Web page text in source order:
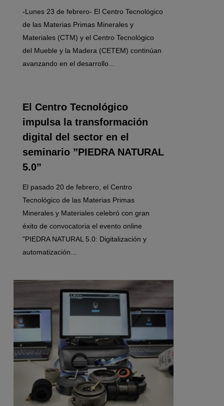
-Lunes 23 de febrero- El Centro Tecnológico
de las Materias Primas Minerales y
Materiales (CTM) y el Centro Tecnológico
del Mueble y la Madera (CETEM) continúan
avanzando en el desarrollo…
El Centro Tecnológico
impulsa la transformación
digital del sector en el
seminario ”PIEDRA NATURAL
5.0”
El pasado 20 de febrero, el Centro
Tecnológico de las Materias Primas
Minerales y Materiales celebró con gran
éxito de convocatoria el evento online
"PIEDRA NATURAL 5.0: Digitalización y
automatización...